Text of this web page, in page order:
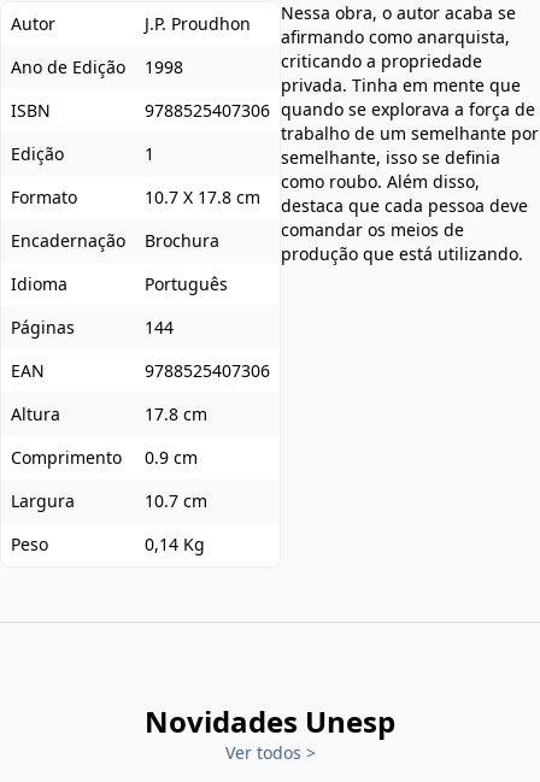
Autor
J.P. Proudhon
Ano de Edição
1998
ISBN
9788525407306
Edição
1
Formato
10.7 X 17.8 cm
Encadernação
Brochura
Idioma
Português
Páginas
144
EAN
9788525407306
Altura
17.8 cm
Comprimento
0.9 cm
Largura
10.7 cm
Peso
0,14 Kg
Nessa obra, o autor acaba se
afirmando como anarquista,
criticando a propriedade
privada. Tinha em mente que
quando se explorava a força de
trabalho de um semelhante por
semelhante, isso se definia
como roubo. Além disso,
destaca que cada pessoa deve
comandar os meios de
produção que está utilizando.
Novidades Unesp
Ver todos >